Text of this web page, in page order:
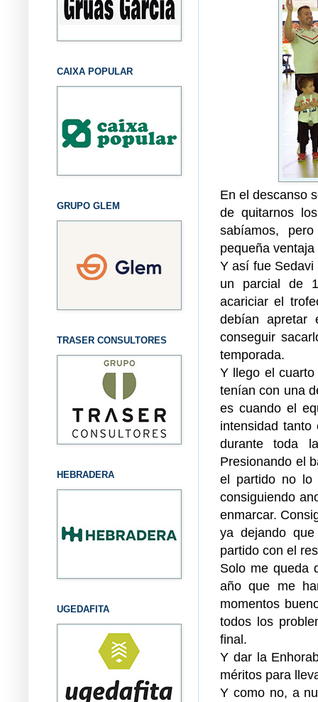
En el descanso
de quitarnos
sabíamos,
pequeña
Y así fue Sedavi
un parcial de
acariciar el
debían apretar
conseguir
temporada.
Y llego el
tenían con una
es cuando el
intensidad
durante toda
Presionando el
el partido no lo
consiguiendo
enmarcar.
ya dejando
partido con el
Solo me queda
año que me
momentos
todos los
final.
Y dar la
méritos para
Y como no, a
CAIXA POPULAR
GRUPO GLEM
TRASER CONSULTORES
HEBRADERA
UGEDAFITA